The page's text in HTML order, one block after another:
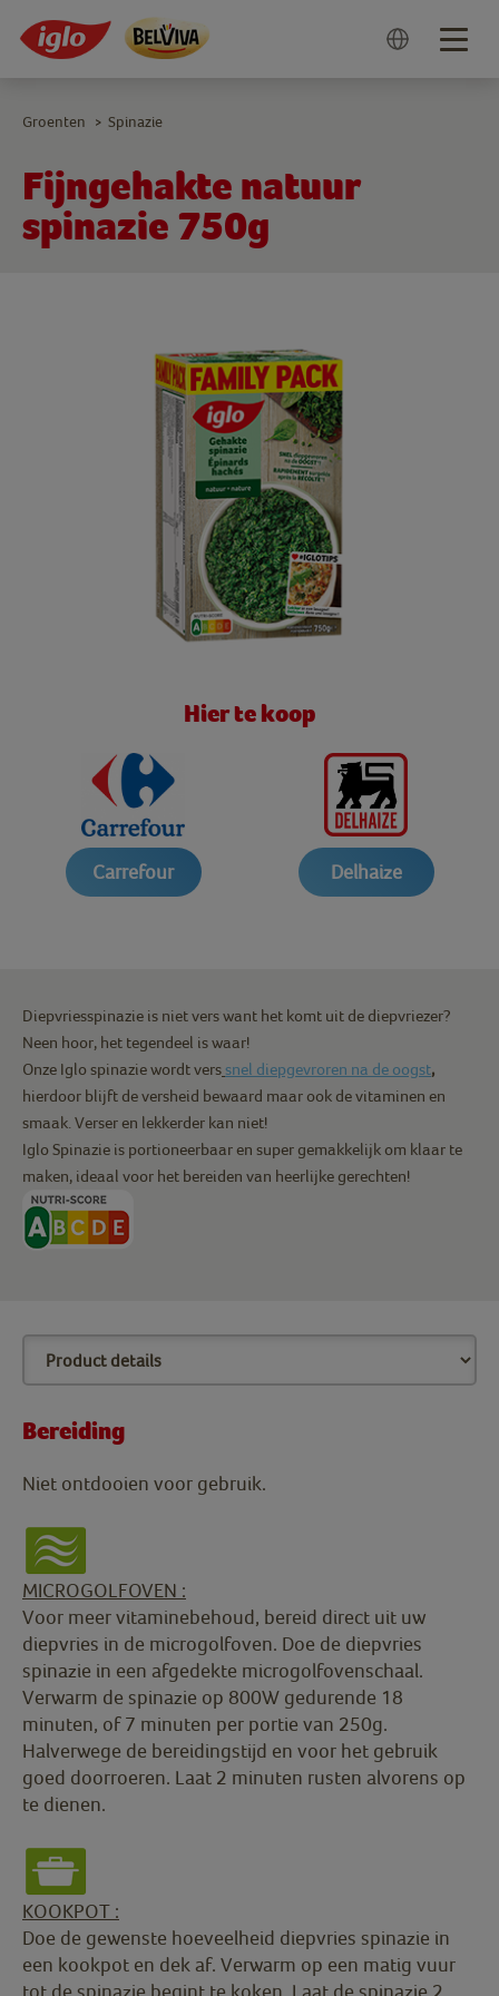
Fijngehakte natuur
spinazie 750g
Groenten > Spinazie
Hier te koop
Carrefour Delhaize
Diepvriesspinazie is niet vers want het komt uit de diepvriezer?
Neen hoor, het tegendeel is waar!
Onze Iglo spinazie wordt vers snel diepgevroren na de oogst,
hierdoor blijft de versheid bewaard maar ook de vitaminen en
smaak. Verser en lekkerder kan niet!
Iglo Spinazie is portioneerbaar en super gemakkelijk om klaar te
maken, ideaal voor het bereiden van heerlijke gerechten!
Bereiding
Niet ontdooien voor gebruik.
MICROGOLFOVEN :
Voor meer vitaminebehoud, bereid direct uit uw
diepvries in de microgolfoven. Doe de diepvries
spinazie in een afgedekte microgolfovenschaal.
Verwarm de spinazie op 800W gedurende 18
minuten, of 7 minuten per portie van 250g.
Halverwege de bereidingstijd en voor het gebruik
goed doorroeren. Laat 2 minuten rusten alvorens op
te dienen.
KOOKPOT :
Doe de gewenste hoeveelheid diepvries spinazie in
een kookpot en dek af. Verwarm op een matig vuur
tot de spinazie begint te koken. Laat de spinazie 2